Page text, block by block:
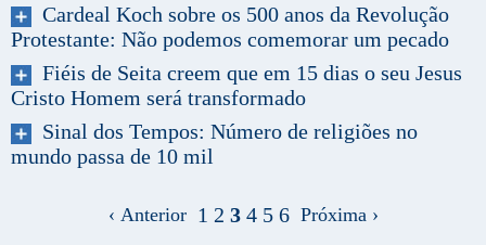
Cardeal Koch sobre os 500 anos da Revolução
Protestante: Não podemos comemorar um pecado
Fiéis de Seita creem que em 15 dias o seu Jesus
Cristo Homem será transformado
Sinal dos Tempos: Número de religiões no
mundo passa de 10 mil
‹ Anterior 1 2 3 4 5 6Próxima ›